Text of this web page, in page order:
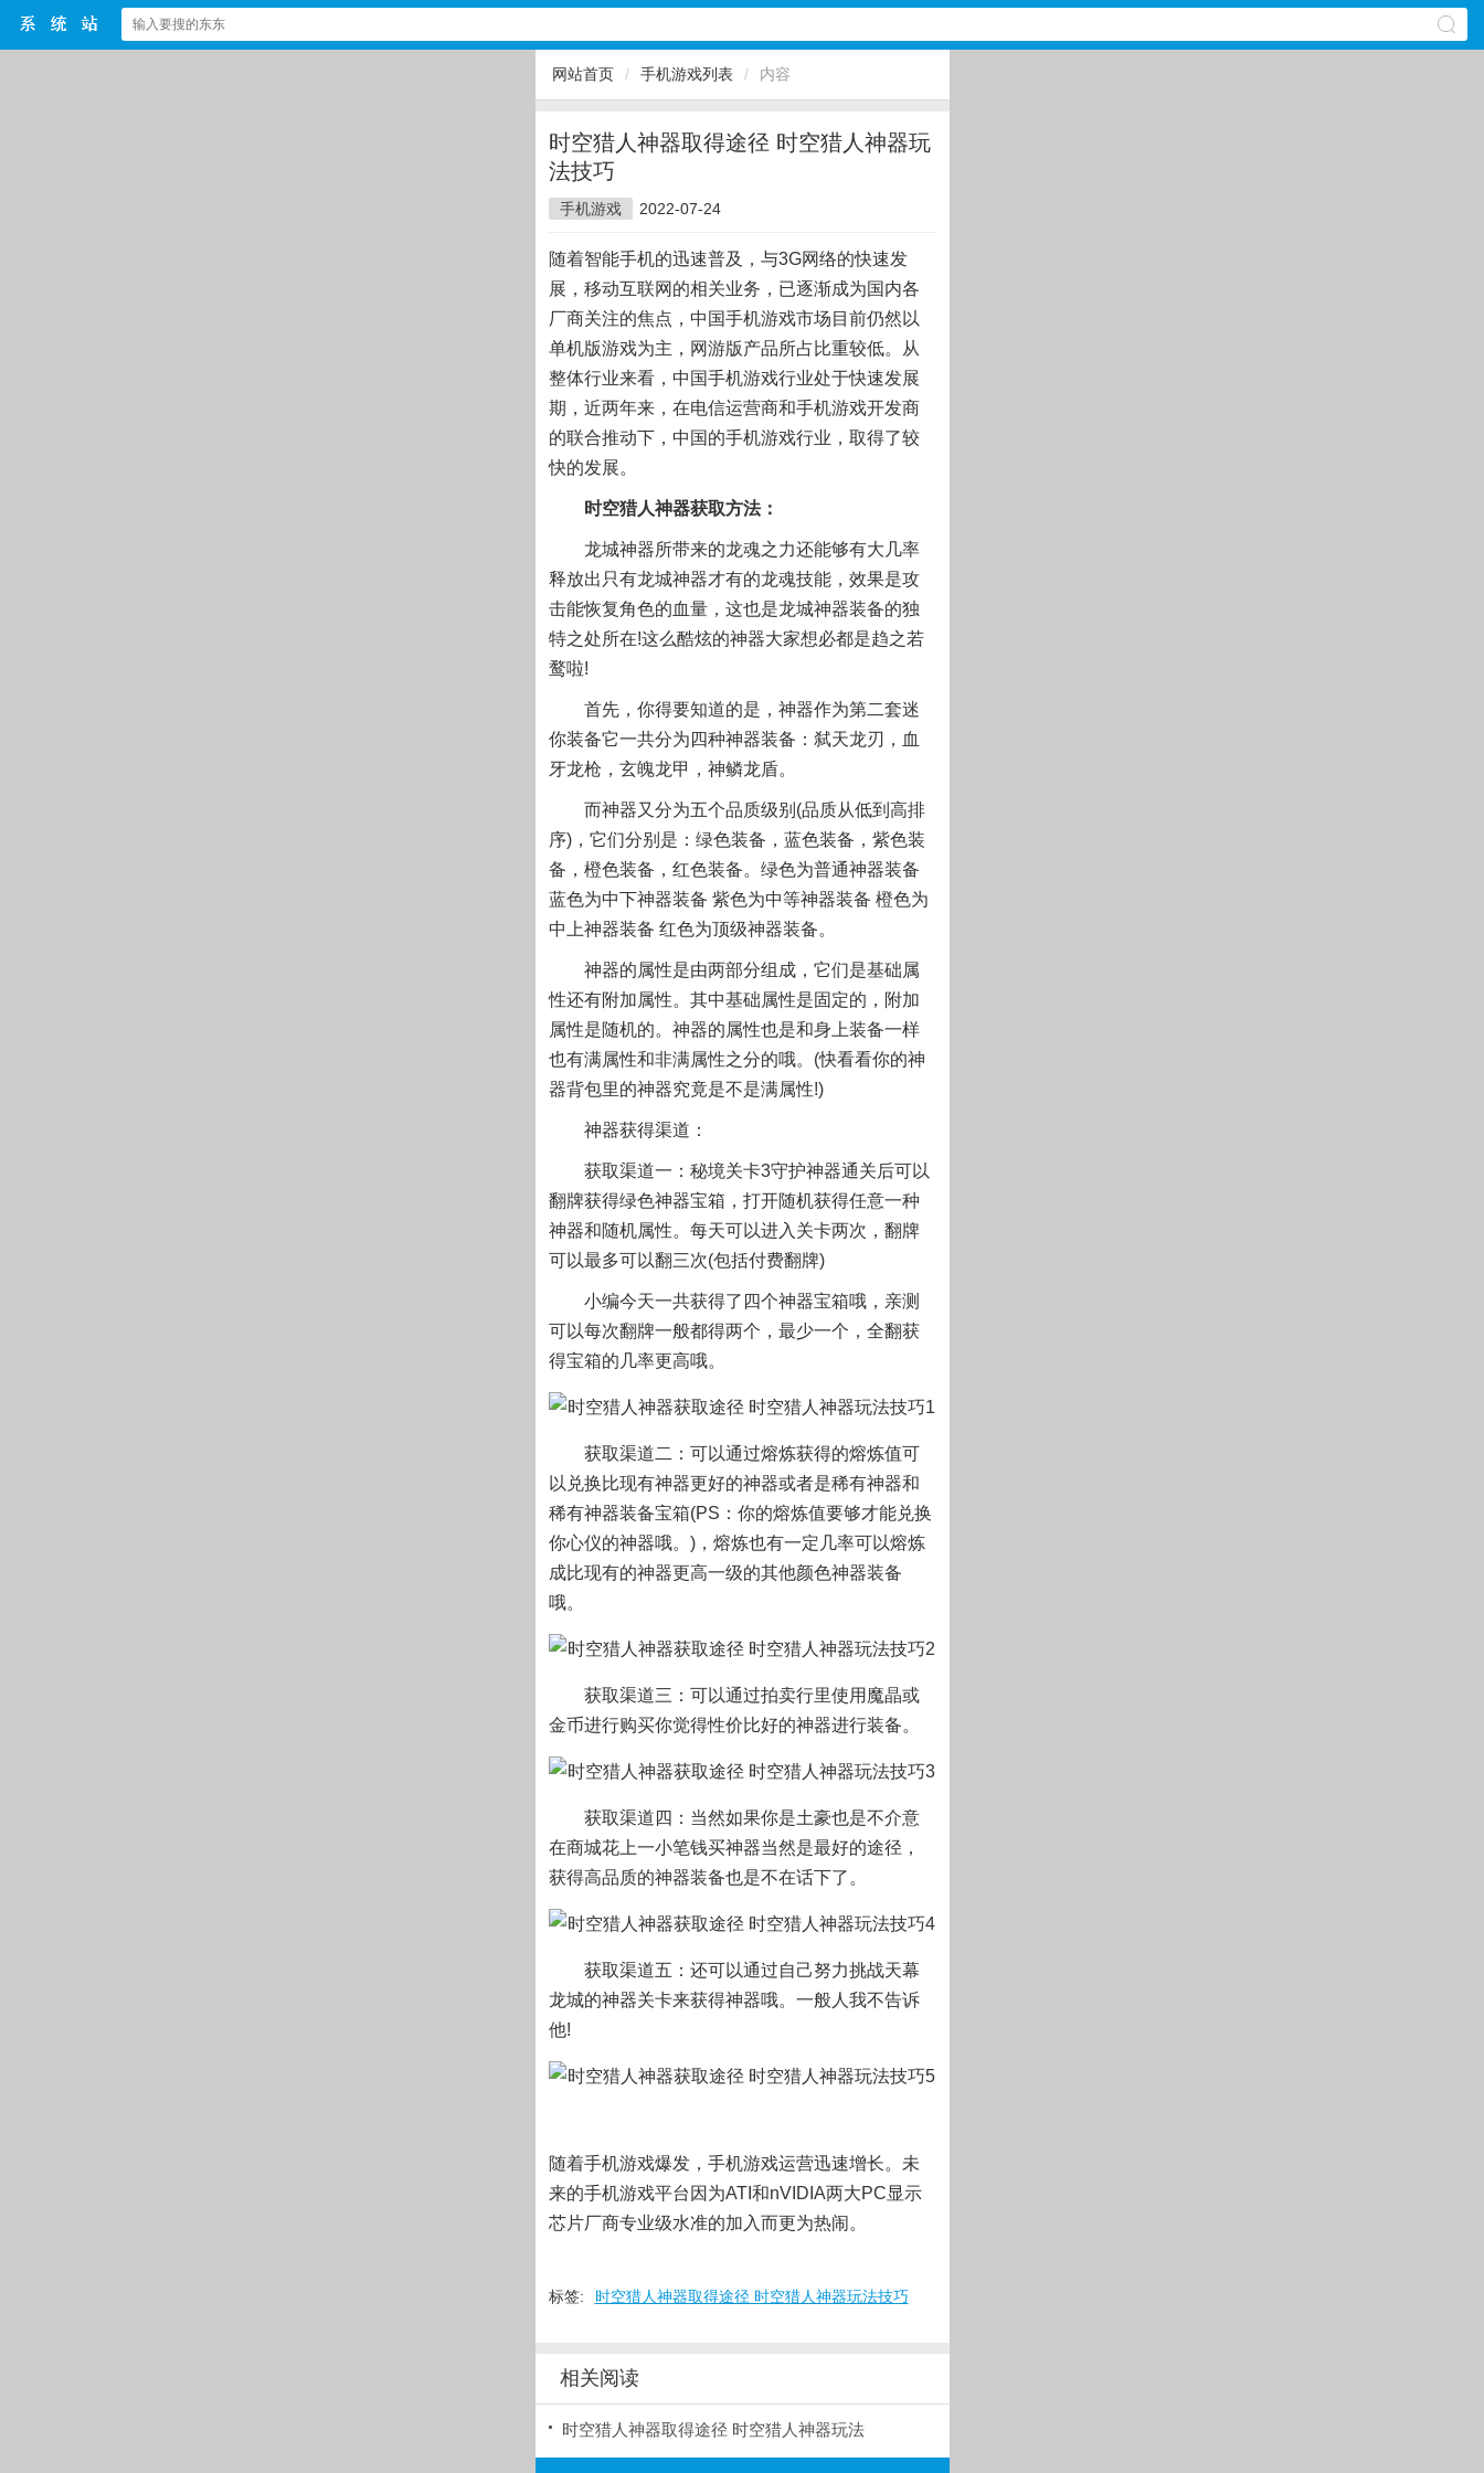
网站首页 / 手机游戏列表 / 内容
时空猎人神器取得途径 时空猎人神器玩
法技巧
手机游戏 2022-07-24
随着智能手机的迅速普及，与3G网络的快速发
展，移动互联网的相关业务，已逐渐成为国内各
厂商关注的焦点，中国手机游戏市场目前仍然以
单机版游戏为主，网游版产品所占比重较低。从
整体行业来看，中国手机游戏行业处于快速发展
期，近两年来，在电信运营商和手机游戏开发商
的联合推动下，中国的手机游戏行业，取得了较
快的发展。
时空猎人神器获取方法：
龙城神器所带来的龙魂之力还能够有大几率
释放出只有龙城神器才有的龙魂技能，效果是攻
击能恢复角色的血量，这也是龙城神器装备的独
特之处所在!这么酷炫的神器大家想必都是趋之若
鹜啦!
首先，你得要知道的是，神器作为第二套迷
你装备它一共分为四种神器装备：弑天龙刃，血
牙龙枪，玄魄龙甲，神鳞龙盾。
而神器又分为五个品质级别(品质从低到高排
序)，它们分别是：绿色装备，蓝色装备，紫色装
备，橙色装备，红色装备。绿色为普通神器装备
蓝色为中下神器装备 紫色为中等神器装备 橙色为
中上神器装备 红色为顶级神器装备。
神器的属性是由两部分组成，它们是基础属
性还有附加属性。其中基础属性是固定的，附加
属性是随机的。神器的属性也是和身上装备一样
也有满属性和非满属性之分的哦。(快看看你的神
器背包里的神器究竟是不是满属性!)
神器获得渠道：
获取渠道一：秘境关卡3守护神器通关后可以
翻牌获得绿色神器宝箱，打开随机获得任意一种
神器和随机属性。每天可以进入关卡两次，翻牌
可以最多可以翻三次(包括付费翻牌)
小编今天一共获得了四个神器宝箱哦，亲测
可以每次翻牌一般都得两个，最少一个，全翻获
得宝箱的几率更高哦。
获取渠道二：可以通过熔炼获得的熔炼值可
以兑换比现有神器更好的神器或者是稀有神器和
稀有神器装备宝箱(PS：你的熔炼值要够才能兑换
你心仪的神器哦。)，熔炼也有一定几率可以熔炼
成比现有的神器更高一级的其他颜色神器装备
哦。
获取渠道三：可以通过拍卖行里使用魔晶或
金币进行购买你觉得性价比好的神器进行装备。
获取渠道四：当然如果你是土豪也是不介意
在商城花上一小笔钱买神器当然是最好的途径，
获得高品质的神器装备也是不在话下了。
获取渠道五：还可以通过自己努力挑战天幕
龙城的神器关卡来获得神器哦。一般人我不告诉
他!
随着手机游戏爆发，手机游戏运营迅速增长。未
来的手机游戏平台因为ATI和nVIDIA两大PC显示
芯片厂商专业级水准的加入而更为热闹。
标签: 时空猎人神器取得途径 时空猎人神器玩法技巧
相关阅读
时空猎人神器取得途径 时空猎人神器玩法